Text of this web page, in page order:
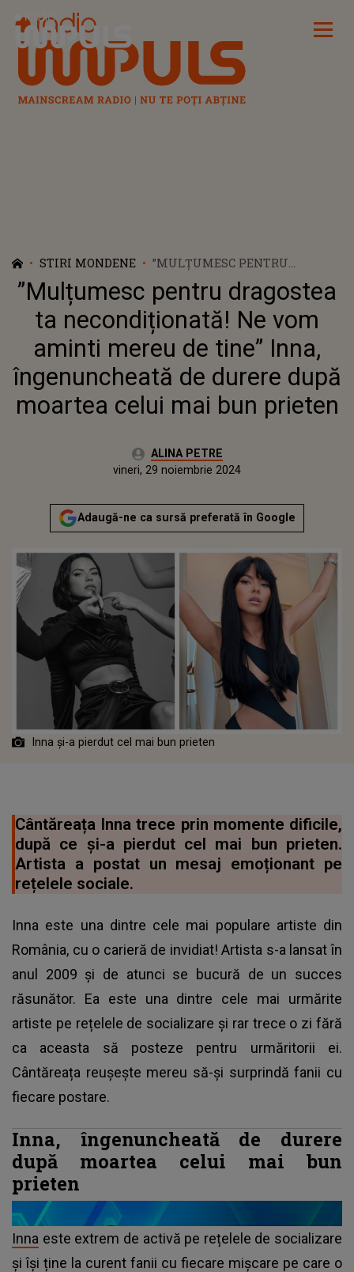
Radio Impuls
STIRI MONDENE
”MULȚUMESC PENTRU
DRAGOSTEA TA
NECONDIȚIONATĂ! NE VOM
AMINTI MEREU DE TINE” INNA,
ÎNGENUNCHEATĂ DE DURERE
DUPĂ MOARTEA CELUI MAI
”Mulțumesc pentru dragostea
ta necondiționată! Ne vom
aminti mereu de tine” Inna,
îngenuncheată de durere după
moartea celui mai bun prieten
Autor:ALINA PETRE
miercuri, 29 noiembrie 2023
Actualizat:
vineri, 29 noiembrie 2024
Adaugă-ne ca sursă preferată în Google
Inna și-a pierdut cel mai bun prieten
Cântăreața Inna trece prin momente dificile,
după ce și-a pierdut cel mai bun prieten.
Artista a postat un mesaj emoționant pe
rețelele sociale.
Inna este una dintre cele mai populare artiste din
România, cu o carieră de invidiat! Artista s-a lansat în
anul 2009 și de atunci se bucură de un succes
răsunător. Ea este una dintre cele mai urmărite
artiste pe rețelele de socializare și rar trece o zi fără
ca aceasta să posteze pentru urmăritorii ei.
Cântăreața reușește mereu să-și surprindă fanii cu
fiecare postare.
Inna, îngenuncheată de durere
după moartea celui mai bun
prieten
Inna este extrem de activă pe rețelele de socializare
și își ține la curent fanii cu fiecare mișcare pe care o